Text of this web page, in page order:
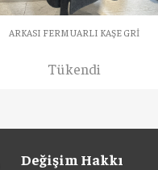
ARKASI FERMUARLI KAŞE GRİ
Tükendi
Değişim Hakkı